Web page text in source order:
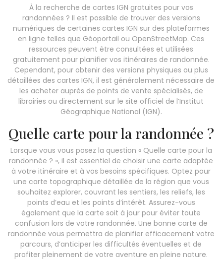
À la recherche de cartes IGN gratuites pour vos
randonnées ? Il est possible de trouver des versions
numériques de certaines cartes IGN sur des plateformes
en ligne telles que Géoportail ou OpenStreetMap. Ces
ressources peuvent être consultées et utilisées
gratuitement pour planifier vos itinéraires de randonnée.
Cependant, pour obtenir des versions physiques ou plus
détaillées des cartes IGN, il est généralement nécessaire de
les acheter auprès de points de vente spécialisés, de
librairies ou directement sur le site officiel de l’Institut
Géographique National (IGN).
Quelle carte pour la randonnée ?
Lorsque vous vous posez la question « Quelle carte pour la
randonnée ? », il est essentiel de choisir une carte adaptée
à votre itinéraire et à vos besoins spécifiques. Optez pour
une carte topographique détaillée de la région que vous
souhaitez explorer, couvrant les sentiers, les reliefs, les
points d’eau et les points d’intérêt. Assurez-vous
également que la carte soit à jour pour éviter toute
confusion lors de votre randonnée. Une bonne carte de
randonnée vous permettra de planifier efficacement votre
parcours, d’anticiper les difficultés éventuelles et de
profiter pleinement de votre aventure en pleine nature.